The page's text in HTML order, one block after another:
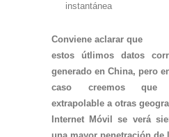
instantánea
Conviene aclarar que
estos útlimos datos
generado en China, pero
caso creemos que
extrapolable a otras
Internet Móvil se verá